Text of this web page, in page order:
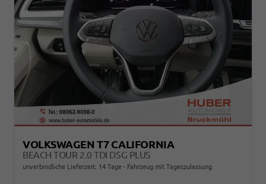
VOLKSWAGEN T7 CALIFORNIA
BEACH TOUR 2.0 TDI DSG PLUS
unverbindliche Lieferzeit: 14 Tage Fahrzeug mit Tageszulassung